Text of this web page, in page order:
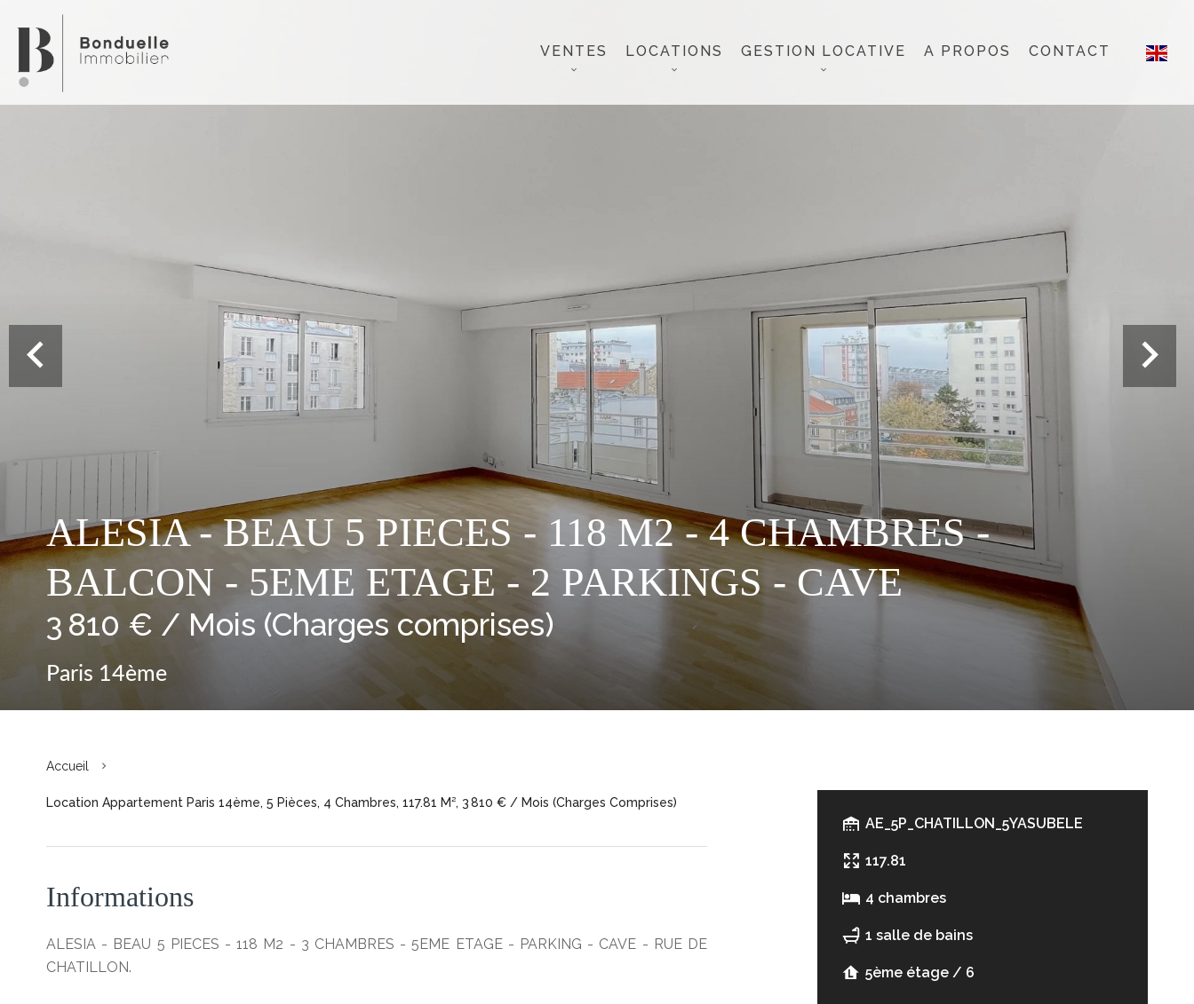
VENTES LOCATIONS GESTION LOCATIVE A PROPOS CONTACT
ALESIA - BEAU 5 PIECES - 118 M2 - 4 CHAMBRES -
BALCON - 5EME ETAGE - 2 PARKINGS - CAVE
3 810 € / Mois (Charges comprises)
Paris 14ème
Accueil
Location Appartement Paris 14ème, 5 Pièces, 4 Chambres, 117.81 M², 3 810 € / Mois (Charges Comprises)
Informations
ALESIA - BEAU 5 PIECES - 118 M2 - 3 CHAMBRES - 5EME ETAGE - PARKING - CAVE - RUE DE
CHATILLON.
AE_5P_CHATILLON_5YASUBELE
117.81
4 chambres
1 salle de bains
5ème étage / 6